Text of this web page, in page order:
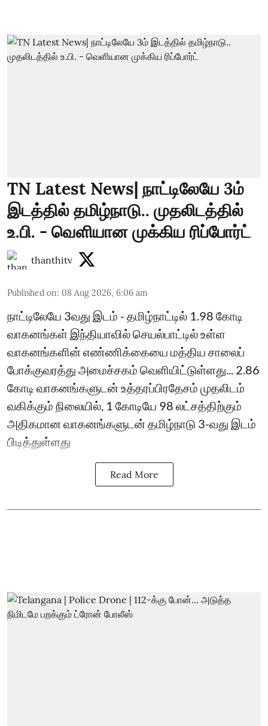
TN Latest News| நாட்டிலேயே 3ம்
இடத்தில் தமிழ்நாடு.. முதலிடத்தில்
உ.பி. - வெளியான முக்கிய ரிப்போர்ட்
thanthitv
Published on: 08 Aug 2026, 6:06 am
நாட்டிலேயே 3வது இடம் - தமிழ்நாட்டில் 1.98 கோடி
வாகனங்கள் இந்தியாவில் செயல்பாட்டில் உள்ள
வாகனங்களின் எண்ணிக்கையை மத்திய சாலைப்
போக்குவரத்து அமைச்சகம் வெளியிட்டுள்ளது... 2.86
கோடி வாகனங்களுடன் உத்தரப்பிரதேசம் முதலிடம்
வகிக்கும் நிலையில், 1 கோடியே 98 லட்சத்திற்கும்
அதிகமான வாகனங்களுடன் தமிழ்நாடு 3-வது இடம்
பிடித்துள்ளது
Read More